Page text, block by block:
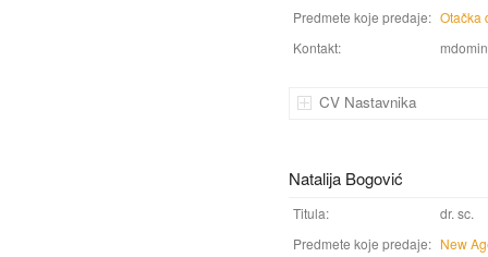
Predmete koje predaje: Otačka
Kontakt:
CV Nastavnika
Natalija Bogović
Titula:
dr. sc.
Predmete koje predaje: New